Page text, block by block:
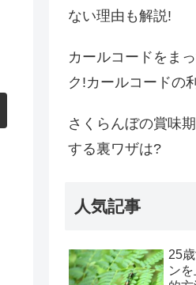
ない理由も解説!
カールコードをま
ク!カールコードの
さくらんぼの賞味
する裏ワザは?
人気記事
25
ン